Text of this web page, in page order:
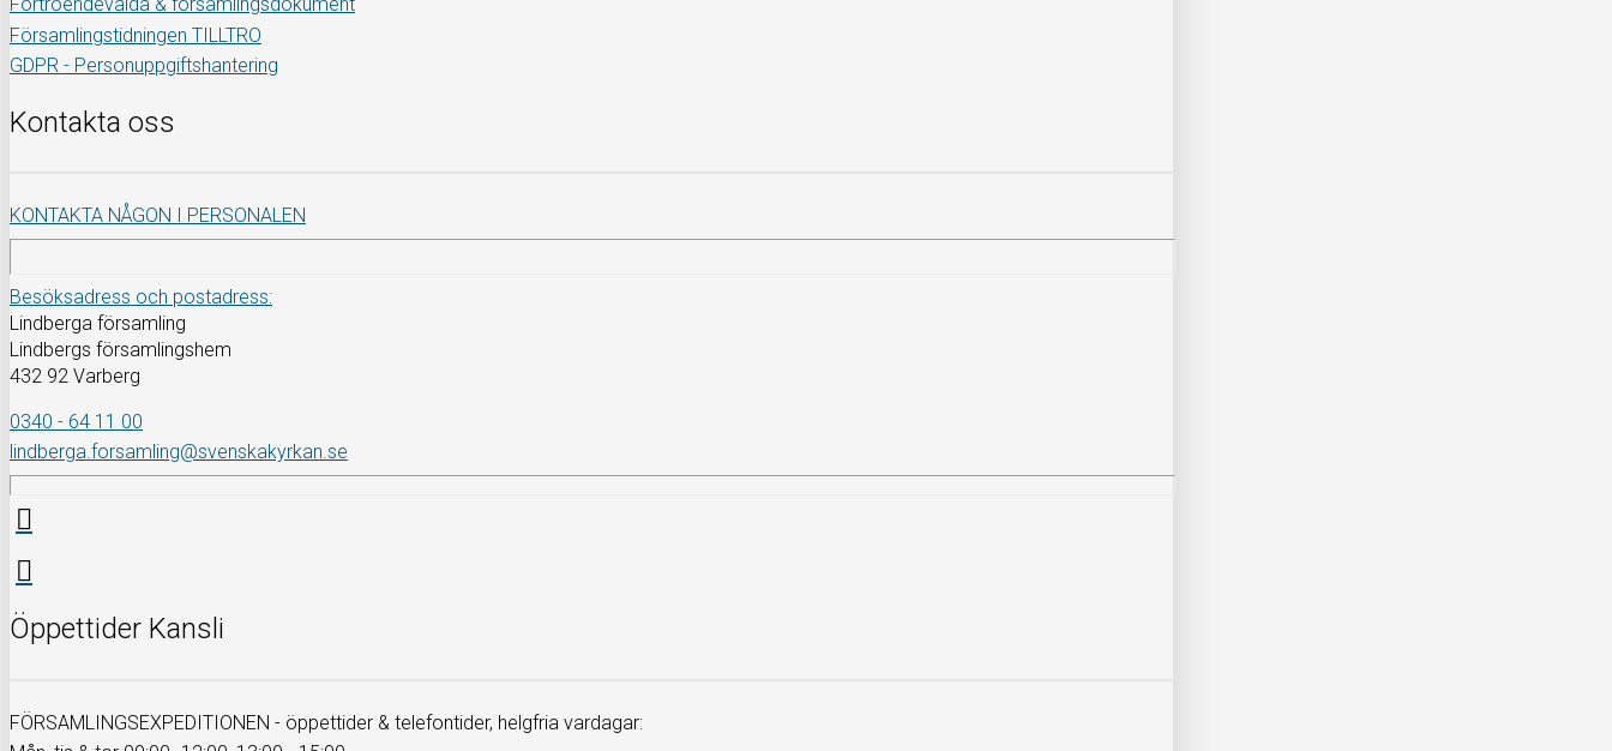
Förtroendevalda & församlingsdokument
Församlingstidningen TILLTRO
GDPR - Personuppgiftshantering
Kontakta oss
KONTAKTA NÅGON I PERSONALEN
Besöksadress och postadress:
Lindberga församling
Lindbergs församlingshem
432 92 Varberg
0340 - 64 11 00
lindberga.forsamling@svenskakyrkan.se
Öppettider Kansli
FÖRSAMLINGSEXPEDITIONEN - öppettider & telefontider, helgfria vardagar: